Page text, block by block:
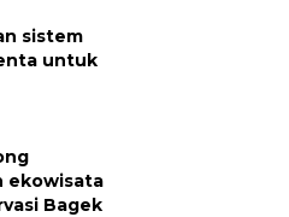
sistem
untuk
ekowisata
Bagek